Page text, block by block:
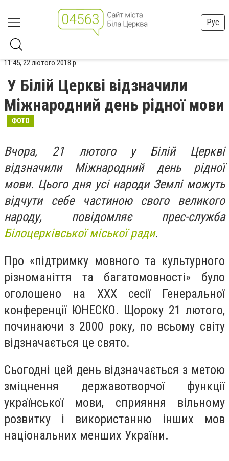
Рус
11:45, 22 лютого 2018 р.
У Білій Церкві відзначили
Міжнародний день рідної мови
ФОТО
Вчора, 21 лютого у Білій Церкві
відзначили Міжнародний день рідної
мови. Цього дня усі народи Землі можуть
відчути себе частиною свого великого
народу, повідомляє прес-служба
Білоцерківської міської ради.
Про «підтримку мовного та культурного
різноманіття та багатомовності» було
оголошено на ХХХ сесії Генеральної
конференції ЮНЕСКО. Щороку 21 лютого,
починаючи з 2000 року, по всьому світу
відзначається це свято.
Сьогодні цей день відзначається з метою
зміцнення державотворчої функції
української мови, сприяння вільному
розвитку і використанню інших мов
національних менших України.